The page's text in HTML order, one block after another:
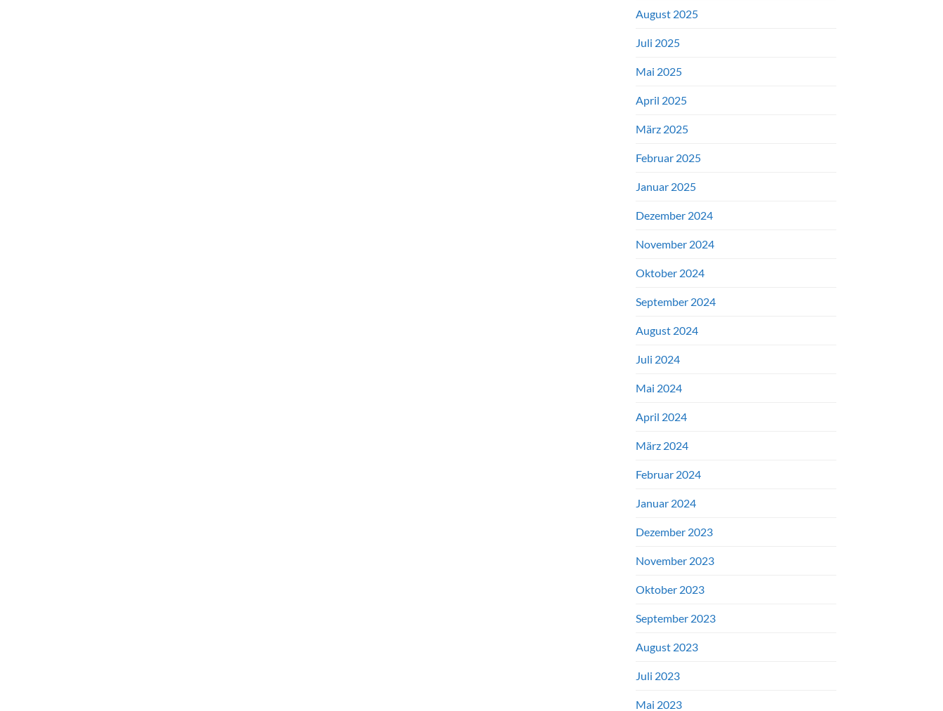
August 2025
Juli 2025
Mai 2025
April 2025
März 2025
Februar 2025
Januar 2025
Dezember 2024
November 2024
Oktober 2024
September 2024
August 2024
Juli 2024
Mai 2024
April 2024
März 2024
Februar 2024
Januar 2024
Dezember 2023
November 2023
Oktober 2023
September 2023
August 2023
Juli 2023
Mai 2023